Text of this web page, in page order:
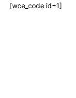
[wce_code id=1]